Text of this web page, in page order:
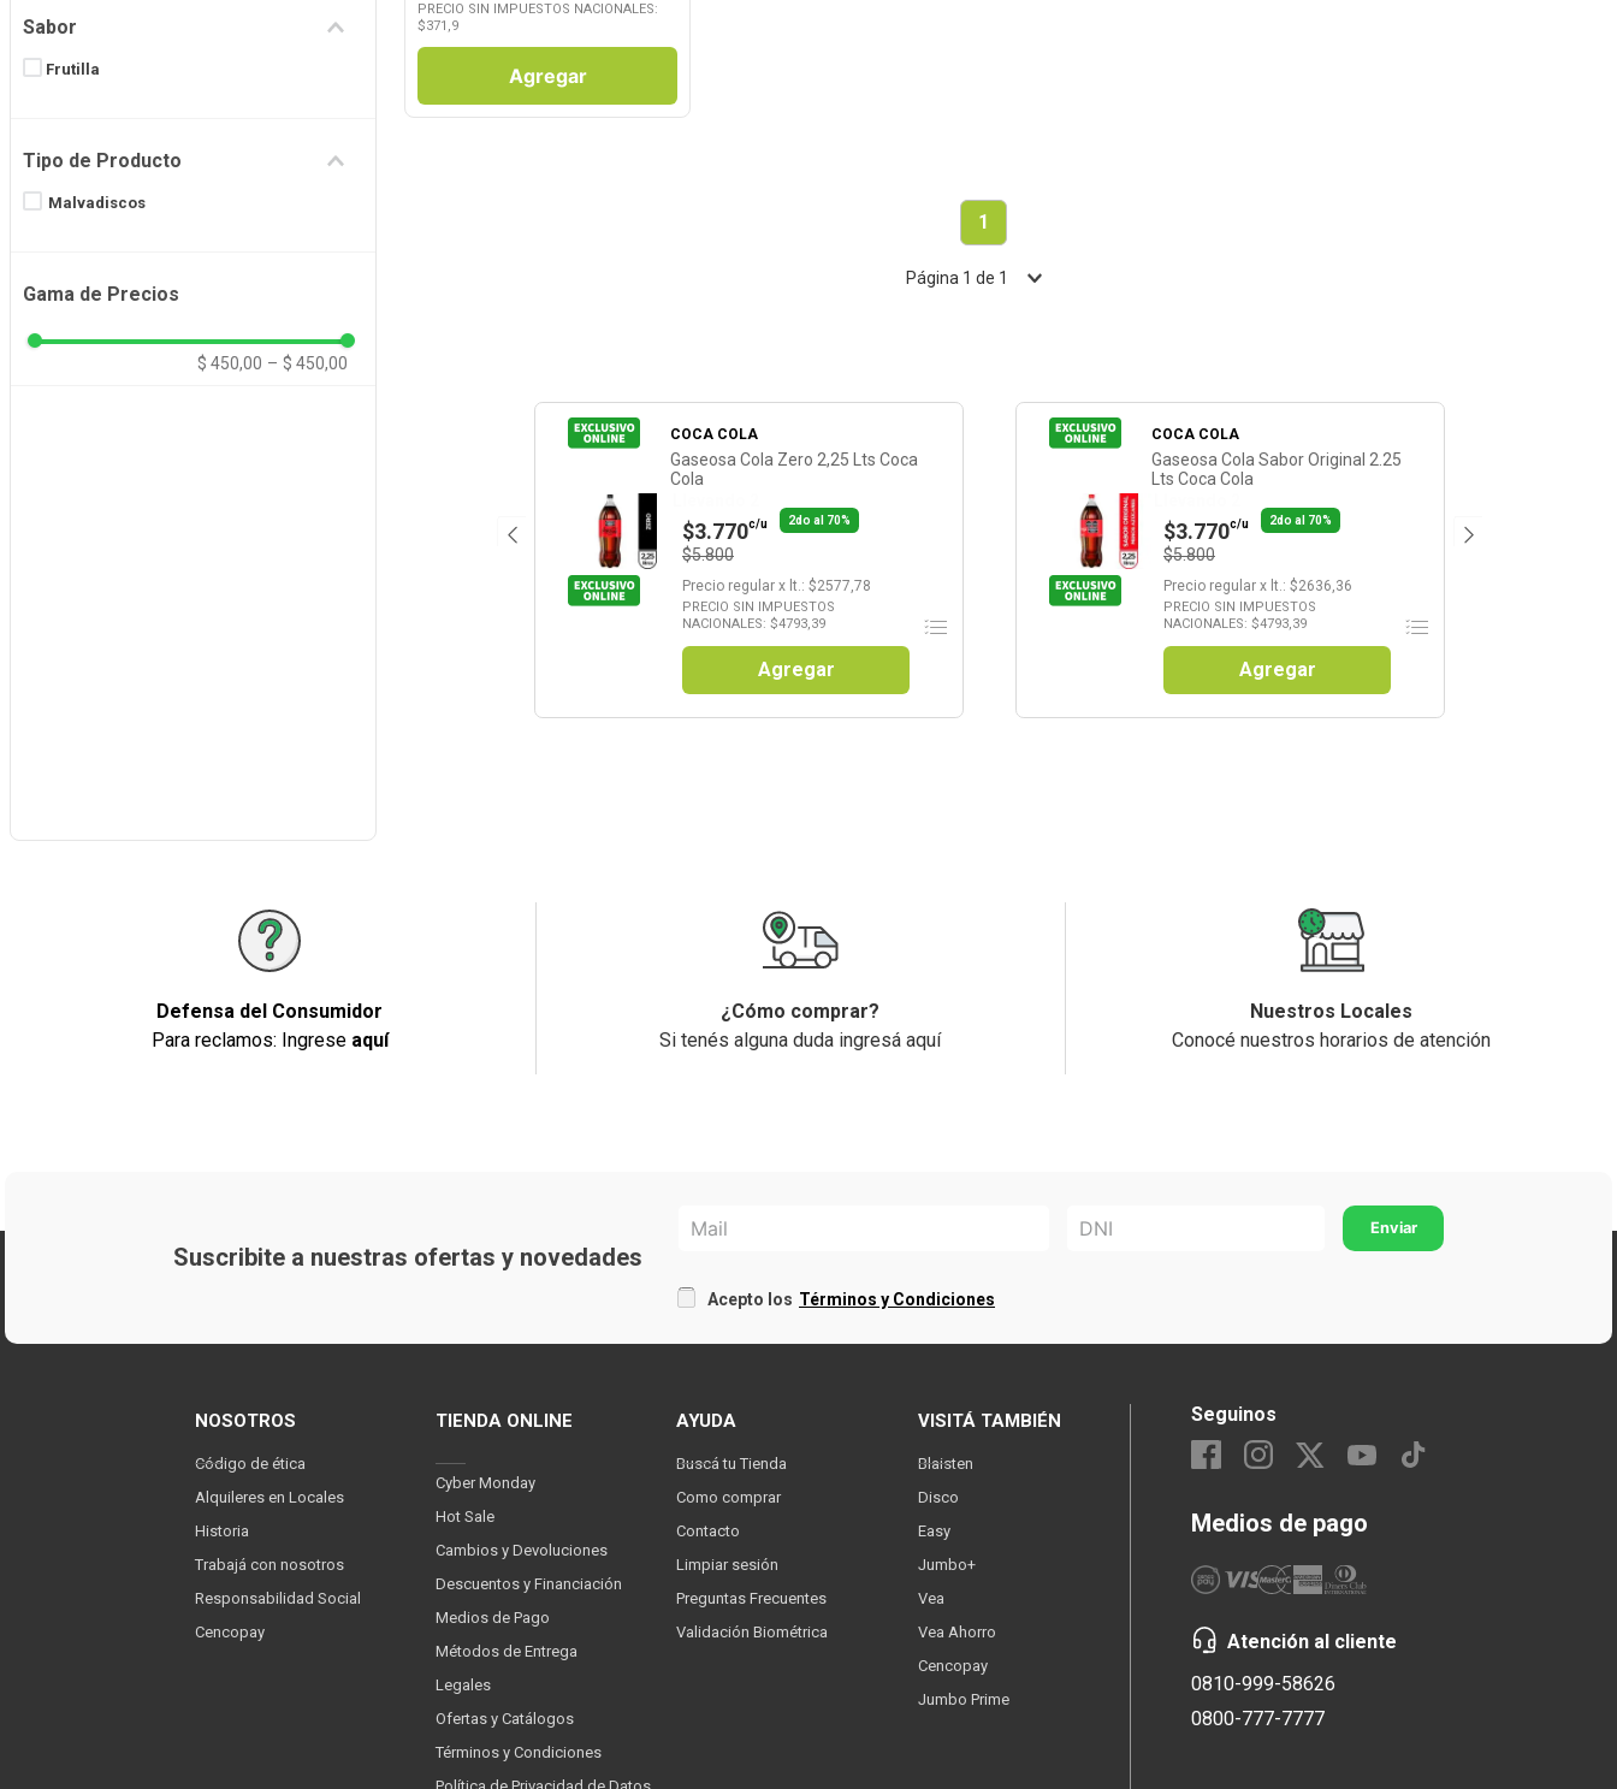
Sabor
Frutilla
Tipo de Producto
Malvadiscos
Gama de Precios
$ 450,00 – $ 450,00
PRECIO SIN IMPUESTOS NACIONALES:
$371,9
Agregar
1
Página 1 de 1
COCA COLA
Gaseosa Cola Zero 2,25 Lts Coca
Cola
$3.770c/u 2do al 70%
$5.800
Precio regular x lt.: $2577,78
PRECIO SIN IMPUESTOS
NACIONALES: $4793,39
Agregar
COCA COLA
Gaseosa Cola Sabor Original 2.25
Lts Coca Cola
$3.770c/u 2do al 70%
$5.800
Precio regular x lt.: $2636,36
PRECIO SIN IMPUESTOS
NACIONALES: $4793,39
Agregar
Defensa del Consumidor
Para reclamos: Ingrese aquí
¿Cómo comprar?
Si tenés alguna duda ingresá aquí
Nuestros Locales
Conocé nuestros horarios de atención
Suscribite a nuestras ofertas y novedades
Acepto los Términos y Condiciones
NOSOTROS
Código de ética
Alquileres en Locales
Historia
Trabajá con nosotros
Responsabilidad Social
Cencopay
TIENDA ONLINE
Cyber Monday
Hot Sale
Cambios y Devoluciones
Descuentos y Financiación
Medios de Pago
Métodos de Entrega
Legales
Ofertas y Catálogos
Términos y Condiciones
AYUDA
Buscá tu Tienda
Como comprar
Contacto
Limpiar sesión
Preguntas Frecuentes
Validación Biométrica
VISITÁ TAMBIÉN
Blaisten
Disco
Easy
Jumbo+
Vea
Vea Ahorro
Cencopay
Jumbo Prime
Seguinos
Medios de pago
Atención al cliente
0810-999-58626
0800-777-7777